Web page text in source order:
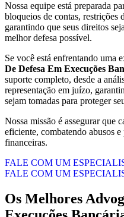
Nossa equipe está preparada
bloqueios de contas, restrições
garantindo que seus direitos
melhor defesa possível.
Se você está enfrentando uma
De Defesa Em Execuções
suporte completo, desde a
representação em juízo,
sejam tomadas para proteger
Nossa missão é assegurar que
eficiente, combatendo abusos
financeiras.
FALE COM UM
FALE COM UM
Os Melhores